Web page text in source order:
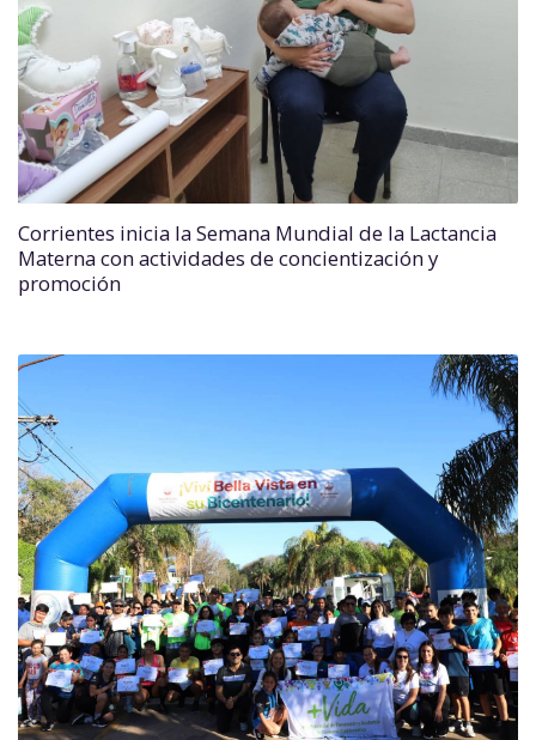
Corrientes inicia la Semana Mundial de la Lactancia
Materna con actividades de concientización y
promoción